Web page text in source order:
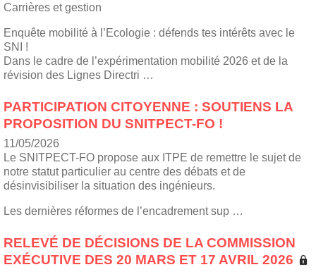
Carrières et gestion
Enquête mobilité à l’Ecologie : défends tes intérêts avec le
SNI !
Dans le cadre de l’expérimentation mobilité 2026 et de la
révision des Lignes Directri …
PARTICIPATION CITOYENNE : SOUTIENS LA
PROPOSITION DU SNITPECT-FO !
11/05/2026
Le SNITPECT-FO propose aux ITPE de remettre le sujet de
notre statut particulier au centre des débats et de
désinvisibiliser la situation des ingénieurs.
Les dernières réformes de l’encadrement sup …
RELEVÉ DE DÉCISIONS DE LA COMMISSION
EXÉCUTIVE DES 20 MARS ET 17 AVRIL 2026